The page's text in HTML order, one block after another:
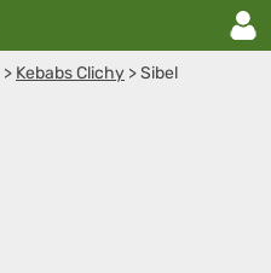
> Kebabs Clichy >Sibel